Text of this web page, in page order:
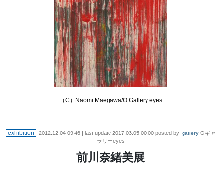
（C）Naomi Maegawa/O Gallery eyes
exhibition 2012.12.04 09:46| last update 2017.03.05 00:00posted by gallery Oギャ
ラリーeyes
前川奈緒美展